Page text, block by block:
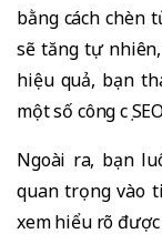
bằng cách chèn
sẽ tăng tự
hiệu quả, bạn
một số công cụ
Ngoài ra, bạn
quan trọng vào
xem hiểu rõ